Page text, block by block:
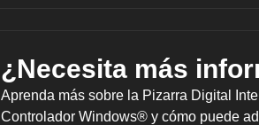
¿Necesita más
Aprenda más sobre la Pizarra Digital
Controlador Windows® y cómo puede